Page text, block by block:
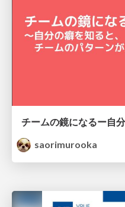
saorimurooka